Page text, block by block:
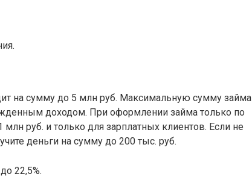
на сумму до 5 млн руб. Максимальную сумму займа
доходом. При оформлении займа только по
руб. и только для зарплатных клиентов. Если не
деньги на сумму до 200 тыс. руб.
22,5%.